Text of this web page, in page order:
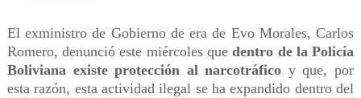
El exministro de Gobierno de era de Evo Morales, Carlos
Romero, denunció este miércoles quedentro de la Policía
Boliviana existe protección al narcotráfico y que, por
esta razón, esta actividad ilegal se ha expandido dentro del